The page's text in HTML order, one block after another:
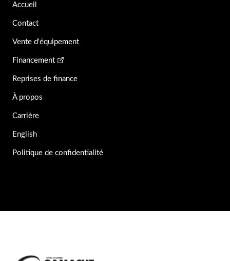
Accueil
Contact
Vente d'équipement
Financement
Reprises de finance
À propos
Carrière
English
Politique de confidentialité